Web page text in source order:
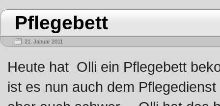
Pflegebett
21. Januar 2011
Heute hat Olli ein Pflegebett
ist es nun auch dem